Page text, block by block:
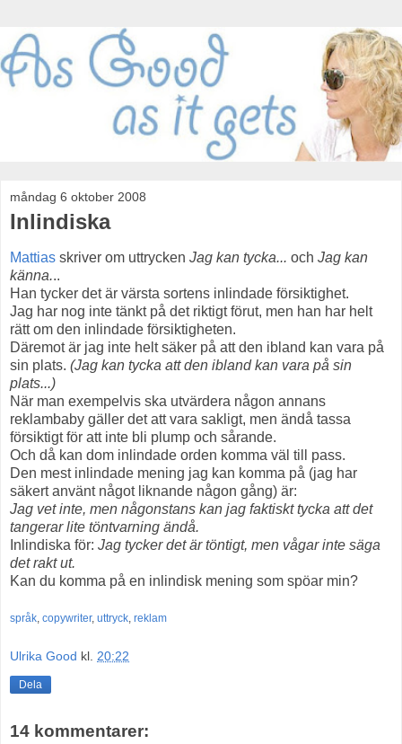
måndag 6 oktober 2008
Inlindiska
Mattias skriver om uttrycken Jag kan tycka... och Jag kan
känna...
Han tycker det är värsta sortens inlindade försiktighet.
Jag har nog inte tänkt på det riktigt förut, men han har helt
rätt om den inlindade försiktigheten.
Däremot är jag inte helt säker på att den ibland kan vara på
sin plats. (Jag kan tycka att den ibland kan vara på sin
plats...)
När man exempelvis ska utvärdera någon annans
reklambaby gäller det att vara sakligt, men ändå tassa
försiktigt för att inte bli plump och sårande.
Och då kan dom inlindade orden komma väl till pass.
Den mest inlindade mening jag kan komma på (jag har
säkert använt något liknande någon gång) är:
Jag vet inte, men någonstans kan jag faktiskt tycka att det
tangerar lite töntvarning ändå.
Inlindiska för: Jag tycker det är töntigt, men vågar inte säga
det rakt ut.
Kan du komma på en inlindisk mening som spöar min?
språk, copywriter, uttryck, reklam
Ulrika Good kl. 20:22
Dela
14 kommentarer: